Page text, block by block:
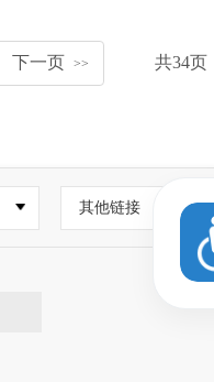
下一页 >> 共34页
其他链接